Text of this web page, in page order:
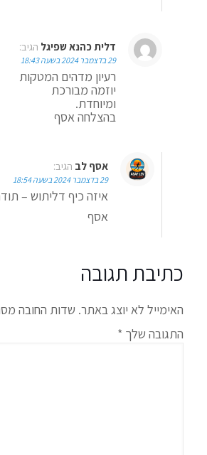
דלית כהנא שפיגל הגיב:
29 בדצמבר 2024 בשעה 18:43
רעיון מדהים המטקות
יוזמה מבורכת
ומיוחדת.
בהצלחה אסף
אסף לב הגיב:
29 בדצמבר 2024 בשעה 18:54
איזה כיף דליתוש –
אסף
כתיבת תגובה
האימייל לא יוצג באתר. שדות החובה
התגובה שלך *